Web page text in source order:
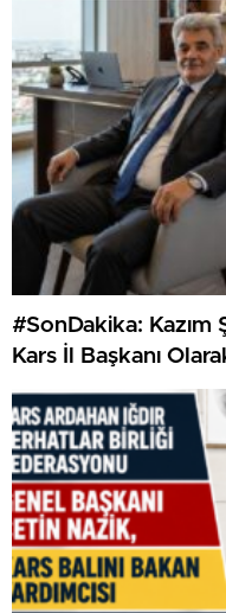
#SonDakika: Kazım
Kars İl Başkanı